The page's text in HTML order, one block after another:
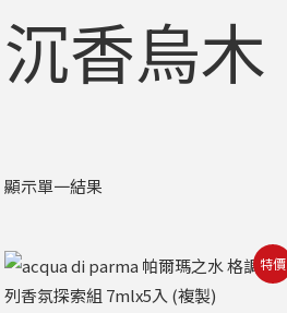
沉香烏木
顯示單一結果
特價
原
始
價
目
前
價